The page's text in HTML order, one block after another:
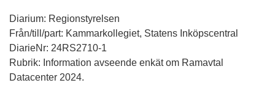
Diarium: Regionstyrelsen
Från/till/part: Kammarkollegiet, Statens Inköpscentral
DiarieNr: 24RS2710-1
Rubrik: Information avseende enkät om Ramavtal
Datacenter 2024.